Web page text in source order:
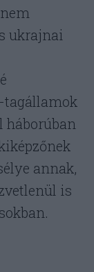
ukrajnai
tagállamok
háborúban
annak,
is